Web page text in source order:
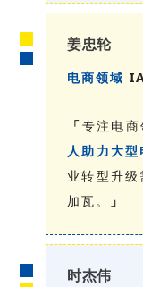
姜忠轮
电商领域
「专注电
人助力大型
业转型升
加瓦。
」
时杰伟